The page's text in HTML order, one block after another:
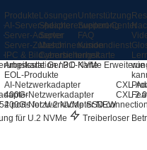
Produkte
AI-Server-Adapter
Server-Adapter
Server-Zubehör
IPC & Bildverarbeitungskarte
Arbeitsstation / PC-Karte
EOL-Produkte
AI-Netzwerkadapter
400G-Netzwerkadapter
200G-NetzwerkadapterNEW
CXL-
CXL 2.0
Lösungen
Speichererweiterung
Server
Maschinenvision
Cybersicherheit
Unterstützung
Support-Center
FAQ
Kundendienst
wie
Gen3.0 NVMe
ports for U.2 NVMe SSD
für U.2 NVMe Treiberloser